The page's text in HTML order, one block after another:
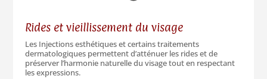
Rides et vieillissement du visage
Les Injections esthétiques et certains traitements
dermatologiques permettent d’atténuer les rides et de
préserver l’harmonie naturelle du visage tout en respectant
les expressions.